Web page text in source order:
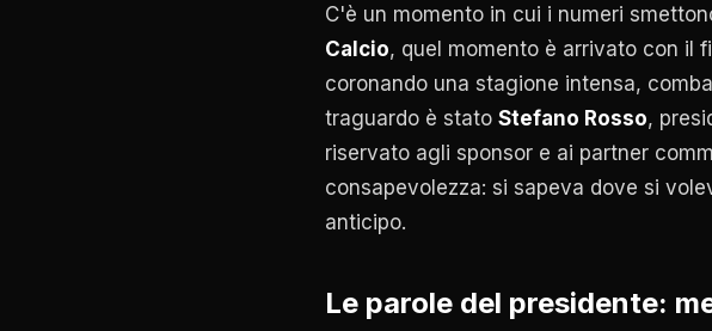
C'è un momento in cui i numeri
Calcio, quel momento è arrivato con il
coronando una stagione intensa,
traguardo è stato Stefano Rosso,
riservato agli sponsor e ai partner
consapevolezza: si sapeva dove si
anticipo.
Le parole del presidente: